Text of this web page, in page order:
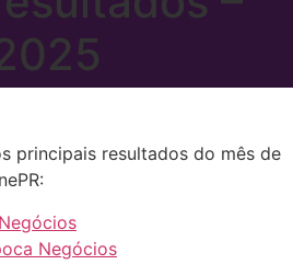
principais resultados do mês de
Negócios